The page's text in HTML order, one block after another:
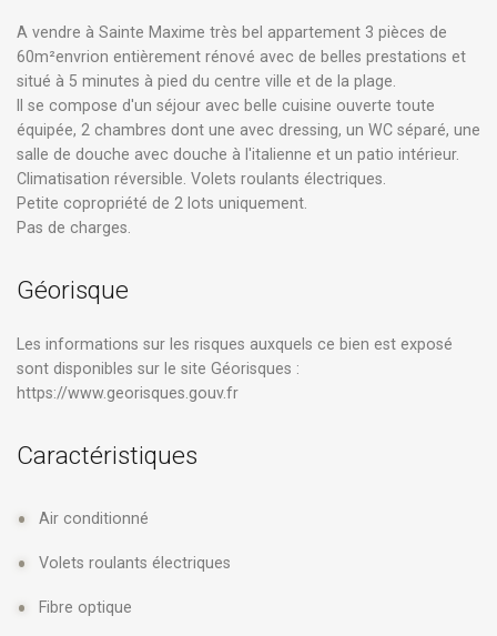
A vendre à Sainte Maxime très bel appartement 3 pièces de
60m²envrion entièrement rénové avec de belles prestations et
situé à 5 minutes à pied du centre ville et de la plage.
Il se compose d'un séjour avec belle cuisine ouverte toute
équipée, 2 chambres dont une avec dressing, un WC séparé, une
salle de douche avec douche à l'italienne et un patio intérieur.
Climatisation réversible. Volets roulants électriques.
Petite copropriété de 2 lots uniquement.
Pas de charges.
Géorisque
Les informations sur les risques auxquels ce bien est exposé
sont disponibles sur le site Géorisques :
https://www.georisques.gouv.fr
Caractéristiques
Air conditionné
Volets roulants électriques
Fibre optique